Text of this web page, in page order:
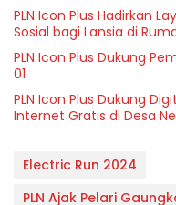
PLN Icon Plus Hadirkan
Sosial bagi Lansia di
PLN Icon Plus Dukung
01
PLN Icon Plus Dukung
Internet Gratis di Desa
Electric Run 2024
PLN Ajak Pelari